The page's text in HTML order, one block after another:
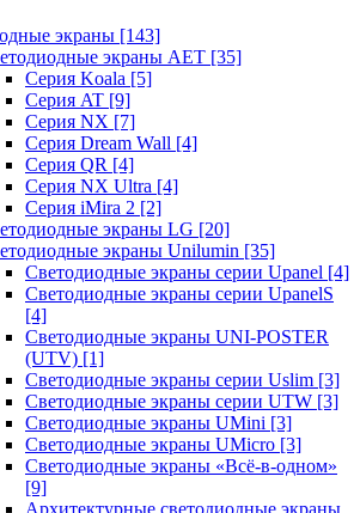
экраны [143]
экраны AET [35]
Cерия Koala [5]
Серия AT [9]
Серия NX [7]
Серия Dream Wall [4]
Серия QR [4]
Серия NX Ultra [4]
Серия iMira 2 [2]
экраны LG [20]
экраны Unilumin [35]
Светодиодные экраны серии Upanel [4]
Светодиодные экраны серии UpanelS
[4]
Светодиодные экраны UNI-POSTER
(UTV) [1]
Светодиодные экраны серии Uslim [3]
Светодиодные экраны серии UTW [3]
Светодиодные экраны UMini [3]
Светодиодные экраны UMicro [3]
Светодиодные экраны «Всё-в-одном»
[9]
Архитектурные светодиодные экраны